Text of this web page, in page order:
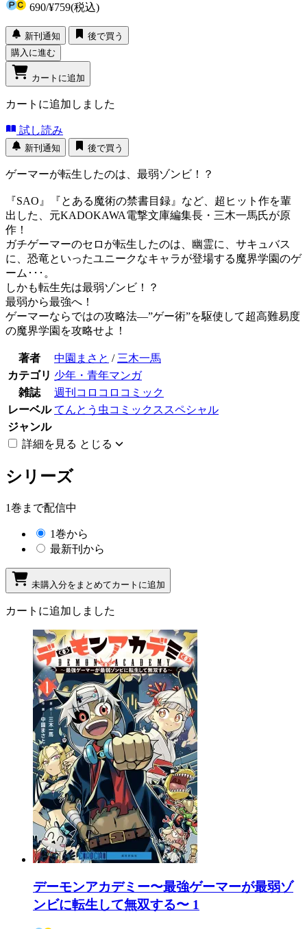
690/¥759(税込)
新刊通知
後で買う
購入に進む
カートに追加
カートに追加しました
試し読み
新刊通知 後で買う
ゲーマーが転生したのは、最弱ゾンビ！？
『SAO』『とある魔術の禁書目録』など、超ヒット作を輩
出した、元KADOKAWA電撃文庫編集長・三木一馬氏が原
作！
ガチゲーマーのセロが転生したのは、幽霊に、サキュバス
に、恐竜といったユニークなキャラが登場する魔界学園のゲ
ーム･･･。
しかも転生先は最弱ゾンビ！？
最弱から最強へ！
ゲーマーならではの攻略法―”ゲー術”を駆使して超高難易度
の魔界学園を攻略せよ！
著者 中園まさと / 三木一馬
カテゴリ 少年・青年マンガ
雑誌
週刊コロコロコミック
レーベル てんとう虫コミックススペシャル
ジャンル
詳細を見る とじる
シリーズ
1巻まで配信中
1巻から
最新刊から
未購入分をまとめてカートに追加
カートに追加しました
デーモンアカデミー〜最強ゲーマーが最弱ゾ
ンビに転生して無双する〜 1